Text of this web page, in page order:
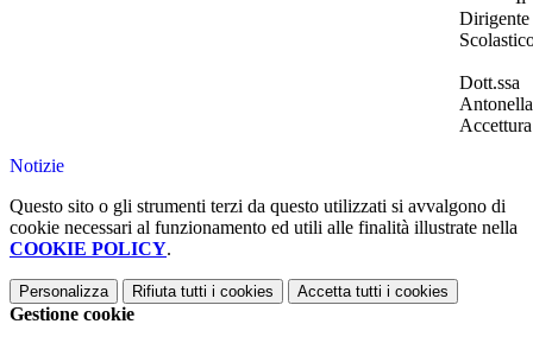
Dirigente
Dott.ssa
Antonella
Accettura
Notizie
Questo sito o gli strumenti terzi da questo utilizzati si avvalgono di
cookie necessari al funzionamento ed utili alle finalità illustrate nella
COOKIE POLICY.
Personalizza Rifiuta tutti i cookies Accetta tutti i cookies
Gestione cookie